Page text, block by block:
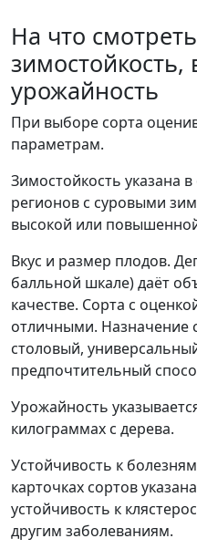
На что
зимостойкость,
урожайность
При выборе сорта
параметрам.
Зимостойкость указана
регионов с суровыми
высокой или
Вкус и размер плодов.
балльной шкале) даёт
качестве. Сорта с
отличными. Назначение
столовый,
предпочтительный
Урожайность
килограммах с дерева.
Устойчивость к
карточках сортов
устойчивость к
другим заболеваниям.